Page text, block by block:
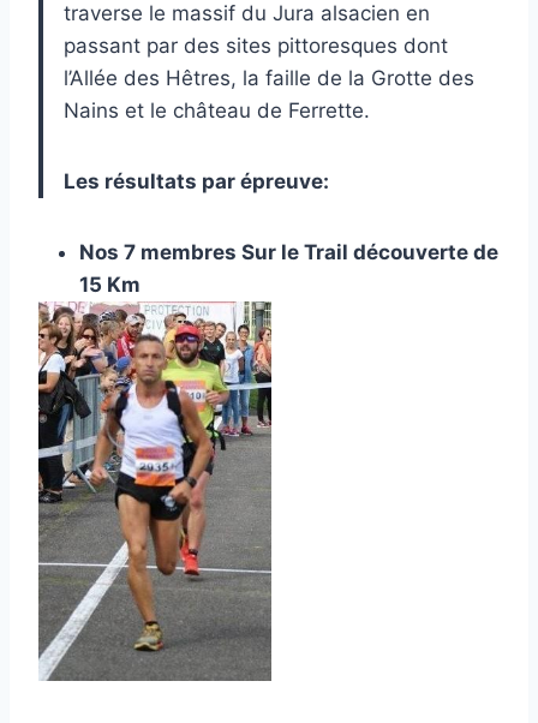
traverse le massif du Jura alsacien en
passant par des sites pittoresques dont
l’Allée des Hêtres, la faille de la Grotte des
Nains et le château de Ferrette.
Les résultats par épreuve:
Nos 7 membres Sur le Trail découverte de
15 Km